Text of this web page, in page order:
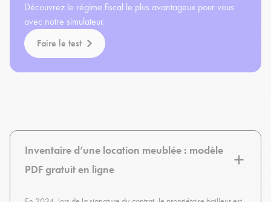
Découvrez le régime fiscal le plus avantageux pour vous
avec notre simulateur.
Faire le test
Inventaire d’une location meublée : modèle
PDF gratuit en ligne